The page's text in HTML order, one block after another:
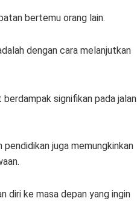
bertemu orang lain.
dengan cara melanjutkan
berdampak signifikan pada jalan
juga memungkinkan
diri ke masa depan yang ingin